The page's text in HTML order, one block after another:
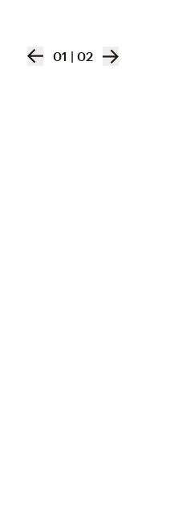
| Maistri
01 | 02